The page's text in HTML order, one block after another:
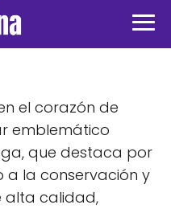
el corazón de
emblemático
que destaca por
a la conservación y
alta calidad,